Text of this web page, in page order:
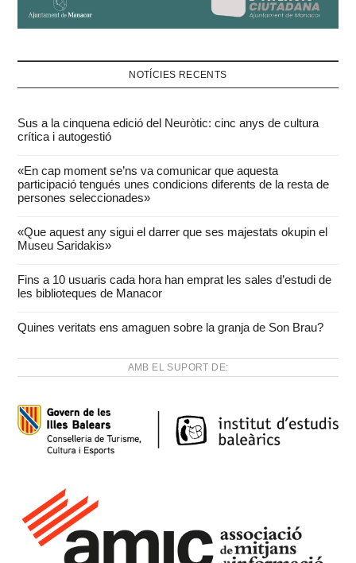
NOTÍCIES RECENTS
Sus a la cinquena edició del Neuròtic: cinc anys de cultura
crítica i autogestió
«En cap moment se’ns va comunicar que aquesta
participació tengués unes condicions diferents de la resta de
persones seleccionades»
«Que aquest any sigui el darrer que ses majestats okupin el
Museu Saridakis»
Fins a 10 usuaris cada hora han emprat les sales d’estudi de
les biblioteques de Manacor
Quines veritats ens amaguen sobre la granja de Son Brau?
AMB EL SUPORT DE: